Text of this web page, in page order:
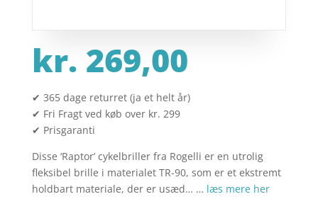
kr. 269,00
✔ 365 dage returret (ja et helt år)
✔ Fri Fragt ved køb over kr. 299
✔ Prisgaranti
Disse ‘Raptor’ cykelbriller fra Rogelli er en utrolig
fleksibel brille i materialet TR-90, som er et ekstremt
holdbart materiale, der er usæd… … læs mere her